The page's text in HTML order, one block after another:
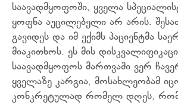
საავადმყოფოში, ყველა
ყოფნა აუცილებელი არ არის.
გავიდეს და იმ ექიმს პაციენტმა
მიაკითხოს. ეს მის
საავადმყოფოს მართვაში ვერ
ყველაზე კარგია, მოსახლეობამ
კონკრეტულად რომელ დღეს,